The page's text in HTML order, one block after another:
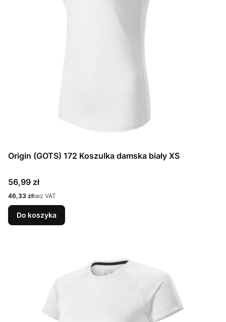
Origin (GOTS) 172 Koszulka damska biały XS
Cena
56,99 zł
Cena
46,33 złbez VAT
Do koszyka